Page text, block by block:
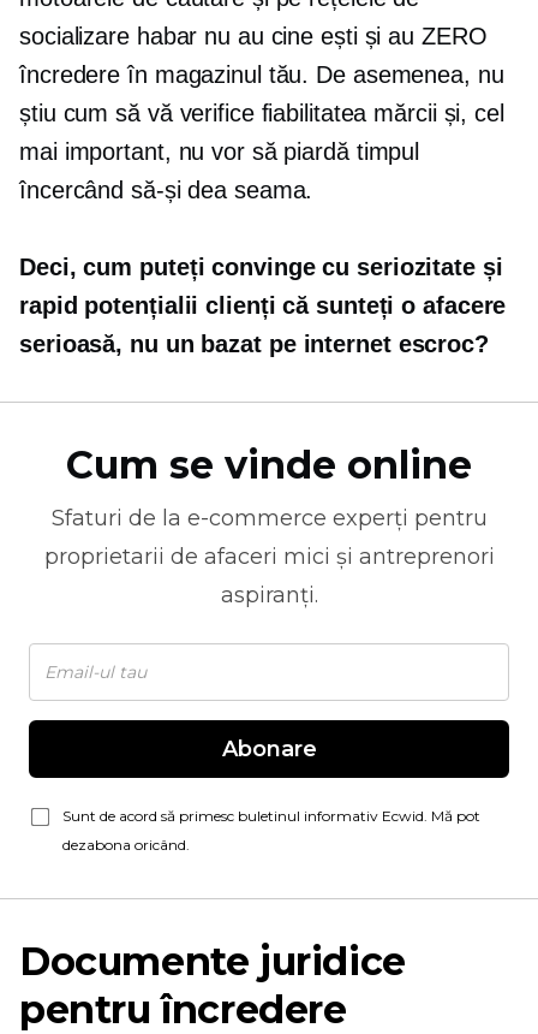
socializare habar nu au cine ești și au ZERO
încredere în magazinul tău. De asemenea, nu
știu cum să vă verifice fiabilitatea mărcii și, cel
mai important, nu vor să piardă timpul
încercând să-și dea seama.
Deci, cum puteți convinge cu seriozitate și
rapid potențialii clienți că sunteți o afacere
serioasă, nu un bazat pe internetescroc?
Cum se vinde online
Sfaturi de la e-commerce experți pentru
proprietarii de afaceri mici și antreprenori
aspiranți.
Abonare
Sunt de acord să primesc buletinul informativ Ecwid. Mă pot
dezabona oricând.
Documente juridice
pentru încredere